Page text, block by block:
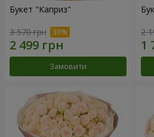
Букет "Каприз"
3 570 грн
Замовити
2